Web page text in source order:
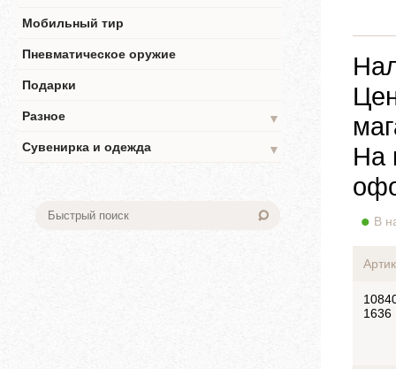
Мобильный тир
Пневматическое оружие
Подарки
Разное
▼
Сувенирка и одежда
▼
На
В
1636